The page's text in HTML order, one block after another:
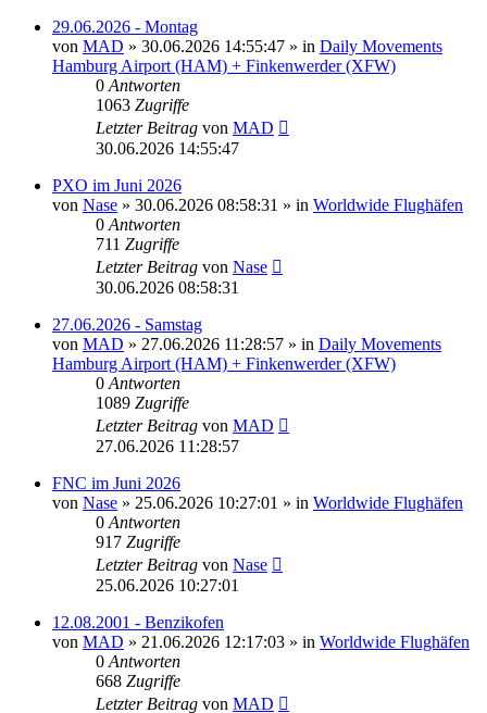
29.06.2026 - Montag
von MAD » 30.06.2026 14:55:47 » in Daily Movements
Hamburg Airport (HAM) + Finkenwerder (XFW)
0 Antworten
1063 Zugriffe
Letzter Beitrag von MAD
30.06.2026 14:55:47
PXO im Juni 2026
von Nase » 30.06.2026 08:58:31 » in Worldwide Flughäfen
0 Antworten
711 Zugriffe
Letzter Beitrag von Nase
30.06.2026 08:58:31
27.06.2026 - Samstag
von MAD » 27.06.2026 11:28:57 » in Daily Movements
Hamburg Airport (HAM) + Finkenwerder (XFW)
0 Antworten
1089 Zugriffe
Letzter Beitrag von MAD
27.06.2026 11:28:57
FNC im Juni 2026
von Nase » 25.06.2026 10:27:01 » in Worldwide Flughäfen
0 Antworten
917 Zugriffe
Letzter Beitrag von Nase
25.06.2026 10:27:01
12.08.2001 - Benzikofen
von MAD » 21.06.2026 12:17:03 » in Worldwide Flughäfen
0 Antworten
668 Zugriffe
Letzter Beitrag von MAD